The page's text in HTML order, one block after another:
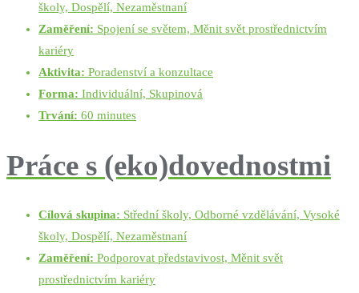
školy, Dospělí, Nezaměstnaní
Zaměření: Spojení se světem, Měnit svět prostřednictvím
kariéry
Aktivita: Poradenství a konzultace
Forma: Individuální, Skupinová
Trvání: 60 minutes
Práce s (eko)dovednostmi
Cílová skupina: Střední školy, Odborné vzdělávání, Vysoké
školy, Dospělí, Nezaměstnaní
Zaměření: Podporovat představivost, Měnit svět
prostřednictvím kariéry